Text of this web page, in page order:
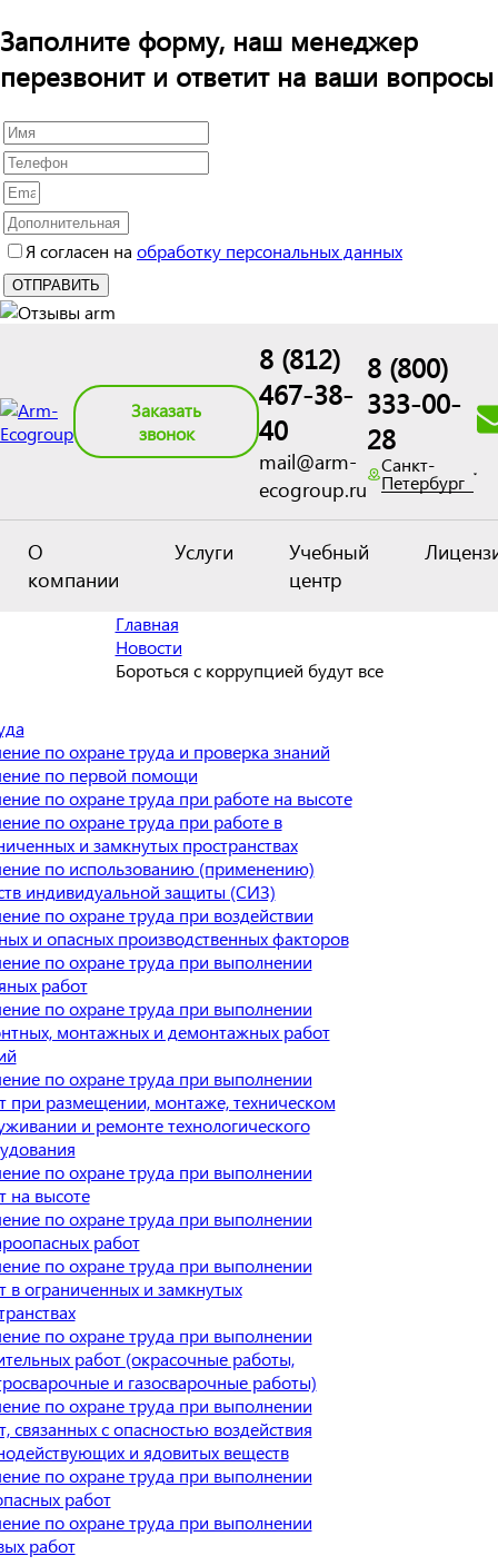
Заполните форму, наш менеджер
перезвонит и ответит на ваши вопросы
Я согласен на обработку персональных данных
Заказать
звонок
8 (812)
467-38-
40
mail@arm-
ecogroup.ru
8 (800)
333-00-
28
Санкт-
Петербург
О
компании
Услуги
Учебный
центр
Главная
Новости
Бороться с коррупцией будут все
по охране труда и проверка знаний
по первой помощи
по охране труда при работе на высоте
по охране труда при работе в
и замкнутых пространствах
по использованию (применению)
индивидуальной защиты (СИЗ)
по охране труда при воздействии
и опасных производственных факторов
по охране труда при выполнении
работ
по охране труда при выполнении
монтажных и демонтажных работ
по охране труда при выполнении
при размещении, монтаже, техническом
и ремонте технологического
по охране труда при выполнении
на высоте
по охране труда при выполнении
работ
по охране труда при выполнении
в ограниченных и замкнутых
по охране труда при выполнении
работ (окрасочные работы,
и газосварочные работы)
по охране труда при выполнении
связанных с опасностью воздействия
и ядовитых веществ
по охране труда при выполнении
работ
по охране труда при выполнении
работ